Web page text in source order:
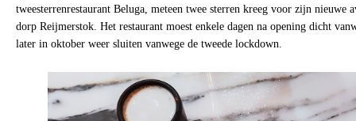
tweesterrenrestaurant Beluga, meteen twee sterren kreeg voor zijn nieuwe
dorp Reijmerstok. Het restaurant moest enkele dagen na opening dicht
later in oktober weer sluiten vanwege de tweede lockdown.